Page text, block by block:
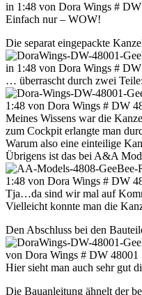
Einfach nur – WOW!
Die separat eingepackte
… überrascht durch zwei Teile:
Meines Wissens war die
zum Cockpit erlangte man
Warum also eine einteilige
Übrigens ist das bei A&A
Tja…da sind wir mal auf
Vielleicht konnte man die
Den Abschluss bei den
Hier sieht man auch sehr gut
Die Bauanleitung ähnelt der